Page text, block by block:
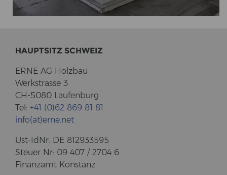
HAUPT­SITZ SCHWEIZ
ERNE AG Holz­bau
Werk­stras­se 3
CH-5080 Lau­fen­burg
Tel: +41 (0)62 869 81 81
info(at)erne.net
Ust-​IdNr: DE 812933595
Steu­er Nr: 09 407 / 2704 6
Fi­nanz­amt Kon­stanz